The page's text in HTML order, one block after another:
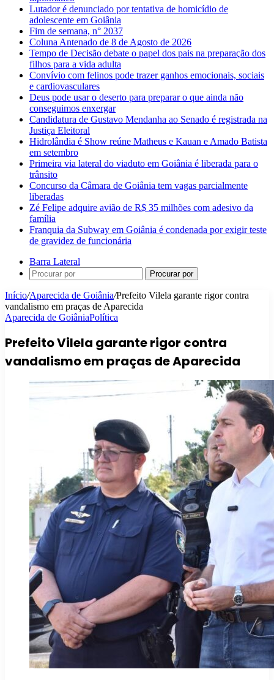
Lutador é denunciado por tentativa de homicídio de
adolescente em Goiânia
Fim de semana, n° 2037
Coluna Antenado de 8 de Agosto de 2026
Tempo de Decisão debate o papel dos pais na preparação dos
filhos para a vida adulta
Convívio com felinos pode trazer ganhos emocionais, sociais
e cardiovasculares
Deus pode usar o deserto para preparar o que ainda não
conseguimos enxergar
Candidatura de Gustavo Mendanha ao Senado é registrada na
Justiça Eleitoral
Hidrolândia é Show reúne Matheus e Kauan e Amado Batista
em setembro
Primeira via lateral do viaduto em Goiânia é liberada para o
trânsito
Concurso da Câmara de Goiânia tem vagas parcialmente
liberadas
Zé Felipe adquire avião de R$ 35 milhões com adesivo da
família
Franquia da Subway em Goiânia é condenada por exigir teste
de gravidez de funcionária
Barra Lateral
Procurar por
Início/Aparecida de Goiânia/Prefeito Vilela garante rigor contra
vandalismo em praças de Aparecida
Aparecida de GoiâniaPolítica
Prefeito Vilela garante rigor contra
vandalismo em praças de Aparecida